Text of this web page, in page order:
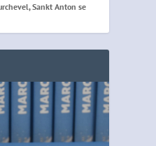
Sankt Anton se